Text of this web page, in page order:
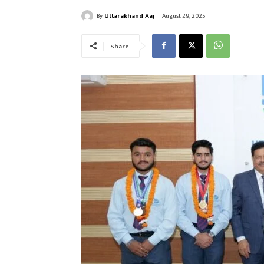
By Uttarakhand Aaj August 29, 2025
Share